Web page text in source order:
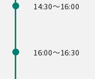
14:30～16:00
16:00～16:30